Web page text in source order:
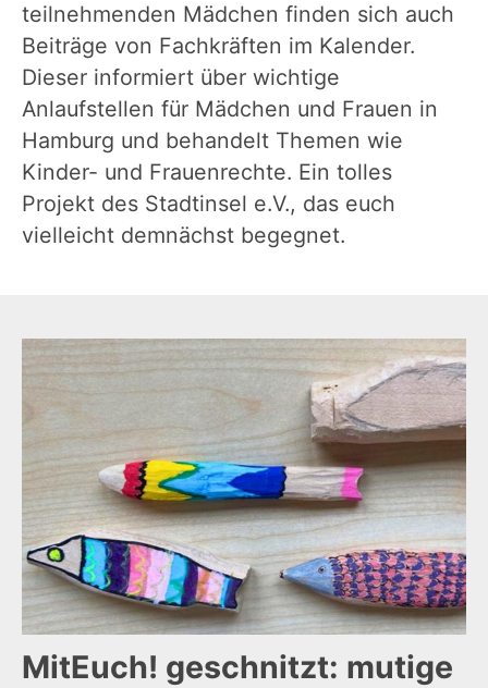
teilnehmenden Mädchen finden sich auch
Beiträge von Fachkräften im Kalender.
Dieser informiert über wichtige
Anlaufstellen für Mädchen und Frauen in
Hamburg und behandelt Themen wie
Kinder- und Frauenrechte. Ein tolles
Projekt des Stadtinsel e.V., das euch
vielleicht demnächst begegnet.
MitEuch! geschnitzt: mutige